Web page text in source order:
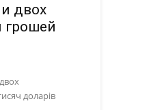
двох
грошей
доларів